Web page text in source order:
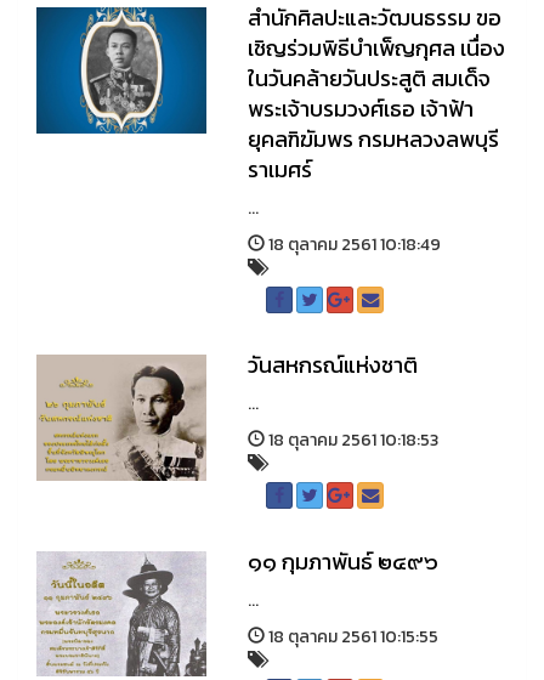
สำนักศิลปะและวัฒนธรรม ขอ
เชิญร่วมพิธีบำเพ็ญกุศล เนื่อง
ในวันคล้ายวันประสูติ สมเด็จ
พระเจ้าบรมวงศ์เธอ เจ้าฟ้า
ยุคลฑิฆัมพร กรมหลวงลพบุรี
ราเมศร์
...
18 ตุลาคม 2561 10:18:49
วันสหกรณ์แห่งชาติ
...
18 ตุลาคม 2561 10:18:53
๑๑ กุมภาพันธ์ ๒๔๙๖
...
18 ตุลาคม 2561 10:15:55